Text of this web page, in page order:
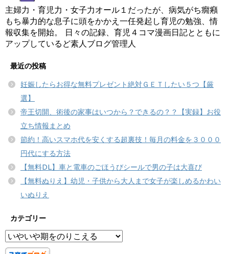
主婦力・育児力・女子力オール１だったが、病気がち癇癪
もち暴力的な息子に頭をかかえ一任発起し育児の勉強、情
報収集を開始。 日々の記録、育児４コマ漫画日記とともに
アップしているど素人ブログ管理人
最近の投稿
妊娠したらお得な無料プレゼント絶対ＧＥＴしたい５つ【厳
選】
帝王切開、術後の家事はいつから？できるの？？【実録】お役
立ち情報まとめ
節約！高いスマホ代を安くする超裏技！毎月の料金を３０００
円代にする方法
【無料DL】車と電車のごほうびシールで男の子は大喜び
【無料ぬりえ】幼児・子供から大人まで女子が楽しめるかわい
いぬりえ
カテゴリー
カ
テ